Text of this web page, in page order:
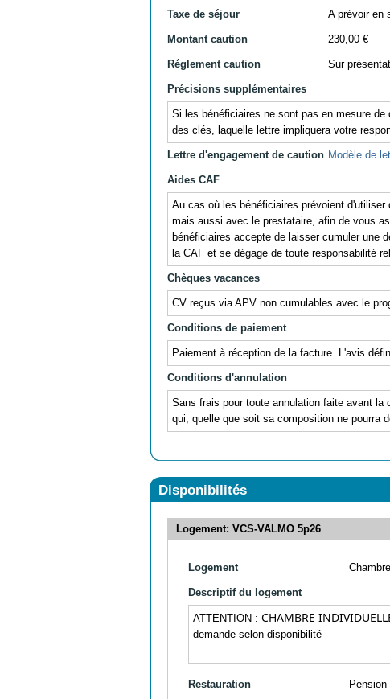
Taxe de séjour A prévoir en
Montant caution 230,00 €
Réglement caution Sur
Précisions supplémentaires
Si les bénéficiaires ne sont pas en mesure
des clés, laquelle lettre impliquera votre
Lettre d'engagement de caution Modèle de
Aides CAF
Au cas où les bénéficiaires prévoient
mais aussi avec le prestataire, afin de vous
bénéficiaires accepte de laisser cumuler une
la CAF et se dégage de toute responsabilité
Chèques vacances
CV reçus via APV non cumulables avec le
Conditions de paiement
Paiement à réception de la facture. L'avis
Conditions d'annulation
Sans frais pour toute annulation faite avant la
qui, quelle que soit sa composition ne pourra
Disponibilités
Logement: VCS-VALMO 5p26
Logement Chambre
Descriptif du logement
ATTENTION : CHAMBRE
demande selon disponibilité
Restauration Pension